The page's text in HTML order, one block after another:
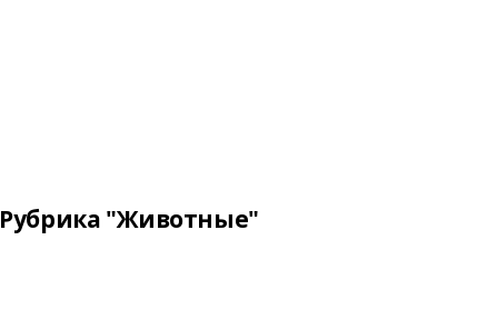
Рубрика "Животные"